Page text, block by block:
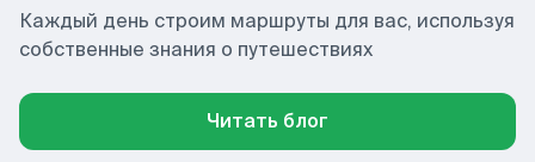
Каждый день строим маршруты для вас, используя
собственные знания о путешествиях
Читать блог